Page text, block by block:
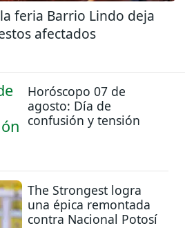
feria Barrio Lindo deja
afectados
Horóscopo 07 de
agosto: Día de
confusión y tensión
The Strongest logra
una épica remontada
contra Nacional Potosí